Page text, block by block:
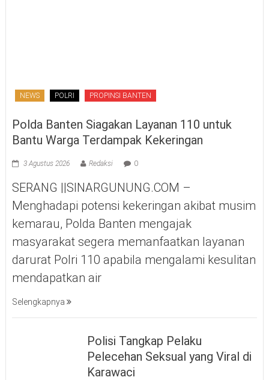
NEWS POLRI PROPINSI BANTEN
Polda Banten Siagakan Layanan 110 untuk
Bantu Warga Terdampak Kekeringan
3 Agustus 2026 Redaksi 0
SERANG ||SINARGUNUNG.COM –
Menghadapi potensi kekeringan akibat musim
kemarau, Polda Banten mengajak
masyarakat segera memanfaatkan layanan
darurat Polri 110 apabila mengalami kesulitan
mendapatkan air
Selengkapnya
Polisi Tangkap Pelaku
Pelecehan Seksual yang Viral di
Karawaci